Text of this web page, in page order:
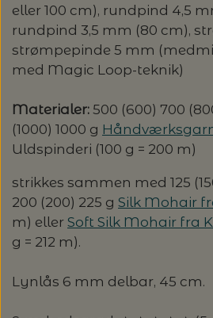
eller 100 cm), rundpind 4,5
rundpind 3,5 mm (80 cm),
strømpepinde 5 mm
med Magic Loop-teknik)
Materialer: 500 (600) 700
(1000) 1000 g
Uldspinderi (100 g = 200 m)
strikkes sammen med 125
200 (200) 225 g Silk Mohair
m) eller Soft Silk Mohair fra
g = 212 m).
Lynlås 6 mm delbar, 45 cm.